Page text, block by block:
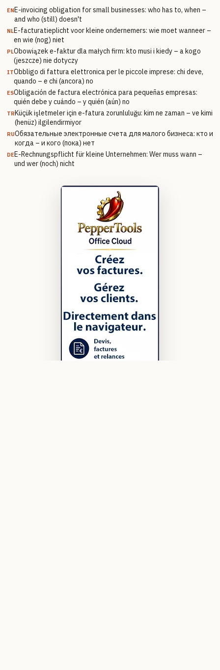
ENE-invoicing obligation for small businesses: who has to, when –
and who (still) doesn't
NLE-facturatieplicht voor kleine ondernemers: wie moet wanneer –
en wie (nog) niet
PLObowiązek e-faktur dla małych firm: kto musi i kiedy – a kogo
(jeszcze) nie dotyczy
ITObbligo di fattura elettronica per le piccole imprese: chi deve,
quando – e chi (ancora) no
ESObligación de factura electrónica para pequeñas empresas:
quién debe y cuándo – y quién (aún) no
TRKüçük işletmeler için e-fatura zorunluluğu: kim ne zaman – ve kimi
(henüz) ilgilendirmiyor
RUОбязательные электронные счета для малого бизнеса: кто и
когда – и кого (пока) нет
DEE-Rechnungspflicht für kleine Unternehmen: Wer muss wann –
und wer (noch) nicht